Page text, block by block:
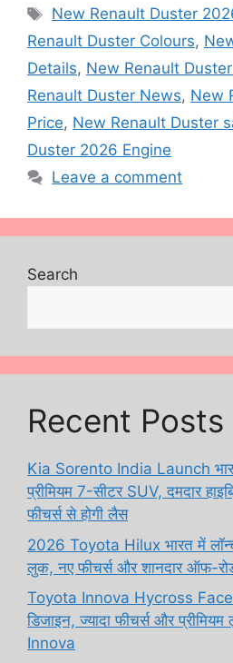
Tags
New Renault Duster
Renault Duster Colours,
Details, New Renault
Renault Duster News, New
Price, New Renault Duster
Duster 2026 Engine
Leave a comment
Search
Recent Posts
Kia Sorento India Launch
प्रीमियम 7-सीटर SUV, दमदार
फीचर्स से होगी लैस
2026 Toyota Hilux भारत में
लुक, नए फीचर्स और शानदार ऑफ-
Toyota Innova Hycross
डिजाइन, ज्यादा फीचर्स और
Innova